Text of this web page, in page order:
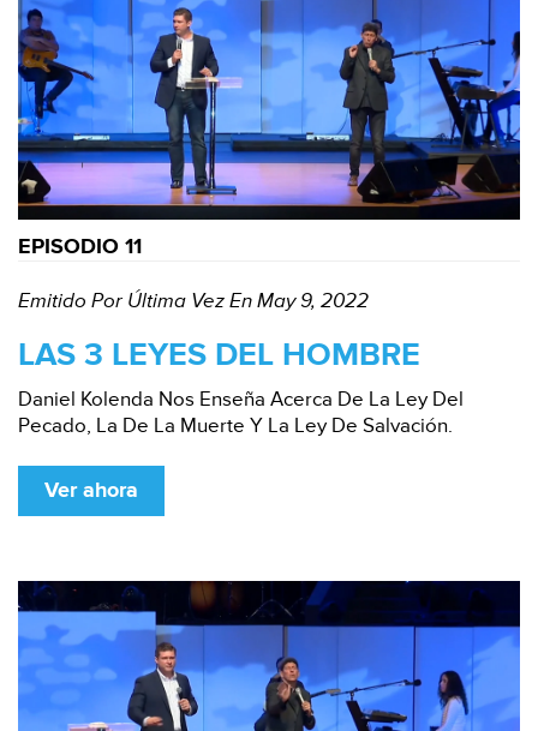
EPISODIO 11
Emitido Por Última Vez En May 9, 2022
LAS 3 LEYES DEL HOMBRE
Daniel Kolenda Nos Enseña Acerca De La Ley Del
Pecado, La De La Muerte Y La Ley De Salvación.
Ver ahora